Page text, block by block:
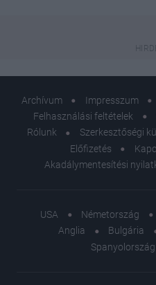
Archívum Impresszum
Felhasználási feltételek
Rólunk
Szerkesztőségi
Előfizetés
Akadálymentesítési
USA Németország
Anglia
Bulgária
Spanyolország